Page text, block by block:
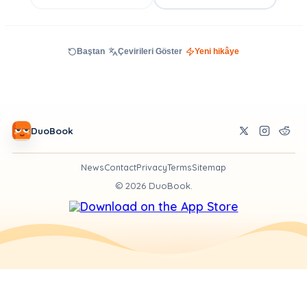
Baştan Çevirileri Göster Yeni hikâye
DuoBook
NewsContactPrivacyTermsSitemap
© 2026DuoBook.